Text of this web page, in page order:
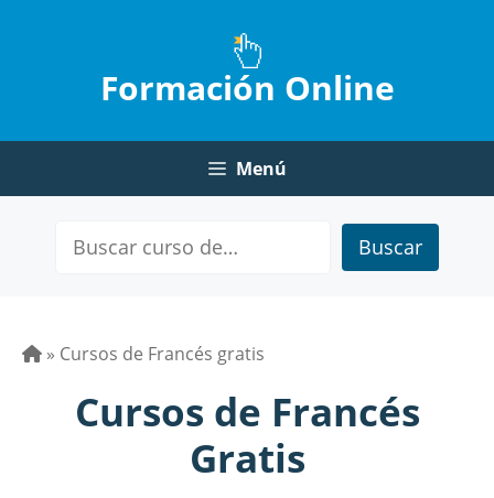
Formación Online
Menú
Buscar
» Cursos de Francés gratis
Cursos de Francés
Gratis